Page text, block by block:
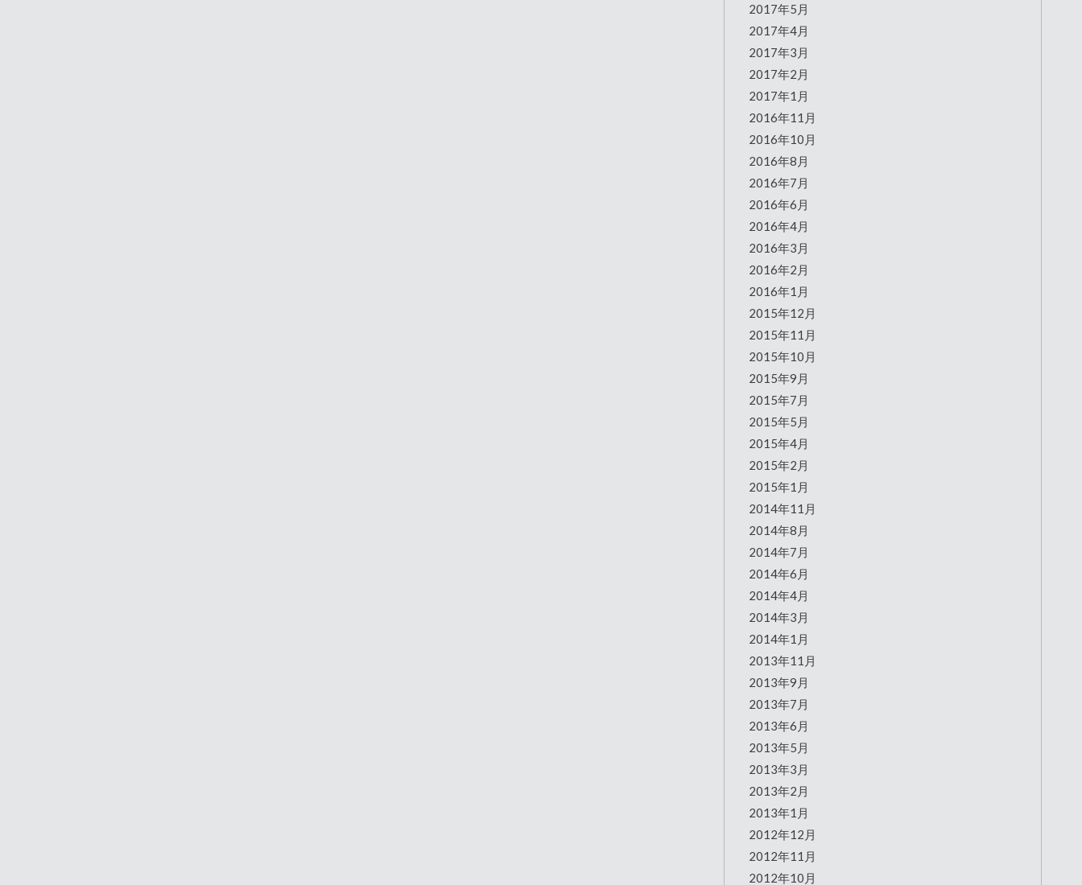
2017年5月
2017年4月
2017年3月
2017年2月
2017年1月
2016年11月
2016年10月
2016年8月
2016年7月
2016年6月
2016年4月
2016年3月
2016年2月
2016年1月
2015年12月
2015年11月
2015年10月
2015年9月
2015年7月
2015年5月
2015年4月
2015年2月
2015年1月
2014年11月
2014年8月
2014年7月
2014年6月
2014年4月
2014年3月
2014年1月
2013年11月
2013年9月
2013年7月
2013年6月
2013年5月
2013年3月
2013年2月
2013年1月
2012年12月
2012年11月
2012年10月